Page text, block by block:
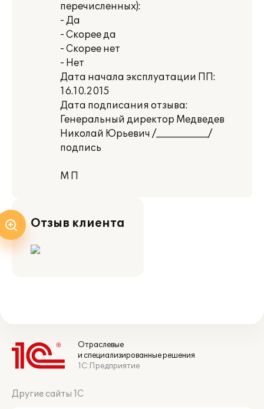
перечисленных):
- Да
- Скорее да
- Скорее нет
- Нет
Дата начала эксплуатации ПП:
16.10.2015
Дата подписания отзыва:
Генеральный директор Медведев
Николай Юрьевич /___________/
подпись
М П
Отзыв клиента
Отраслевые
и специализированные решения
1С:Предприятие
Другие сайты 1С